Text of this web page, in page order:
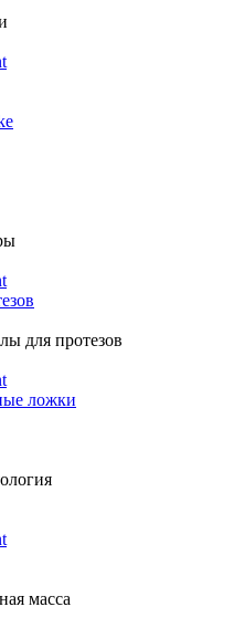
для протезов
ложки
масса